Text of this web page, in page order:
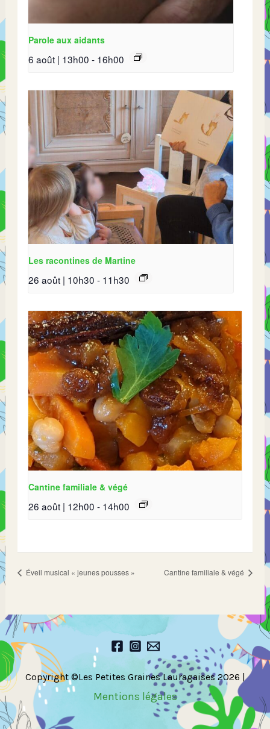
Parole aux aidants
6 août | 13h00 - 16h00
Les racontines de Martine
26 août | 10h30 - 11h30
Cantine familiale & végé
26 août | 12h00 - 14h00
Éveil musical « jeunes pousses » Cantine familiale & végé
Copyright ©Les Petites Graines Lauragaises 2026 |
Mentions légales